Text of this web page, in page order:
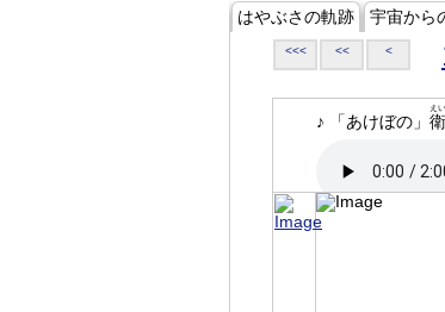
はやぶさの軌跡 宇宙から
<<< << <
♪ 「あけぼの」
え